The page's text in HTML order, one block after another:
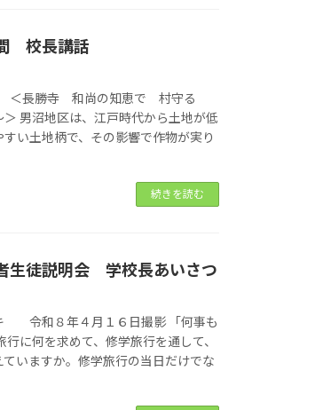
校長講話
＜長勝寺 和尚の知恵で 村守る
男沼地区は、江戸時代から土地が低
い土地柄で、その影響で作物が実り
続きを読む
生徒説明会 学校長あいさつ
令和８年４月１６日撮影 「何事も
に何を求めて、修学旅行を通して、
いますか。修学旅行の当日だけでな